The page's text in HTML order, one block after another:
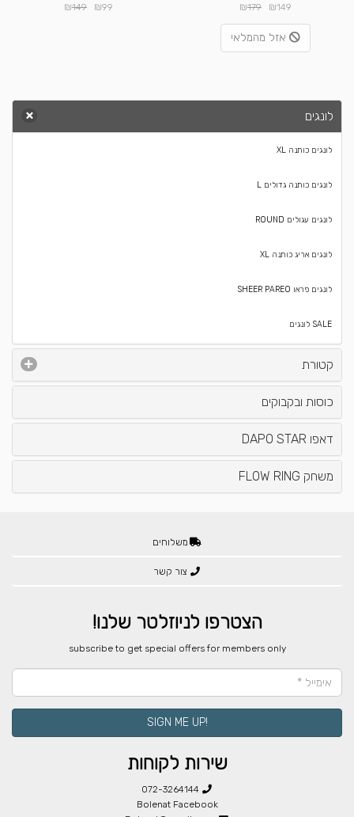
₪149
₪179
אזל מהמלאי
₪99
₪149
לונגים
לונגים כותנה XL
לונגים כותנה גדולים L
לונגים עגולים ROUND
לונגים אריג כותנה XL
לונגים פראו SHEER PAREO
SALE לונגים
קטורת
כוסות ובקבוקים
דאפו DAPO STAR
משחק FLOW RING
משלוחים
צור קשר
הצטרפו לניוזלטר שלנו!
​subscribe to get special offers for members only
!SIGN ME UP
שירות לקוחות
072-3264144
Bolenat Facebook